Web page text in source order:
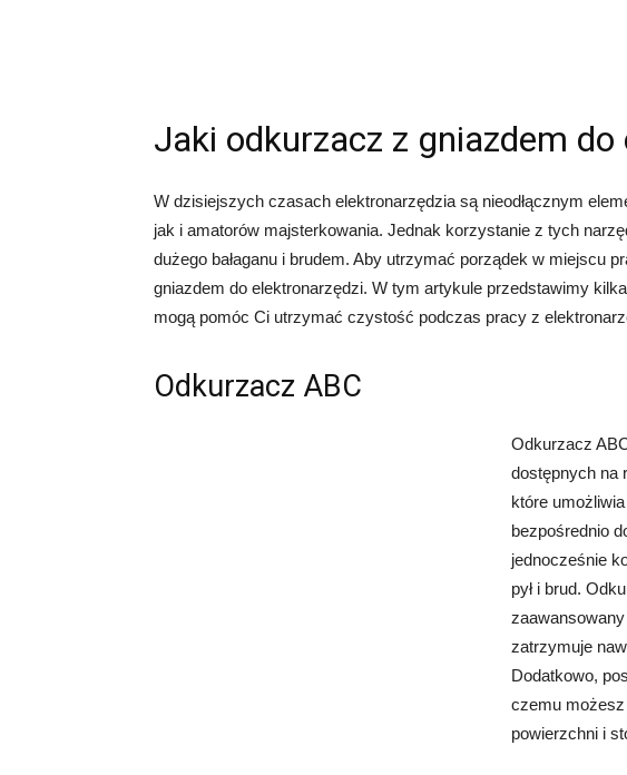
Jaki odkurzacz z gniazdem do
W dzisiejszych czasach elektronarzędzia są nieodłącznym
jak i amatorów majsterkowania. Jednak korzystanie z tych
dużego bałaganu i brudem. Aby utrzymać porządek w miejscu
gniazdem do elektronarzędzi. W tym artykule przedstawimy
mogą pomóc Ci utrzymać czystość podczas pracy z
Odkurzacz ABC
Odkurzacz
dostępnych na
które
bezpośrednio
jednocześnie
pył i brud.
zatrzymuje
Dodatkowo,
czemu
powierzchni i